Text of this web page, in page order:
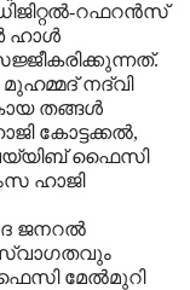
റഫറന്‍സ്
ഹാള്‍
നദ്‌വി
തങ്ങള്‍
കോട്ടക്കല്‍,
ഫൈസി
ഹാജി
ജനറൽ
സ്വാഗതവും
മേൽമുറി